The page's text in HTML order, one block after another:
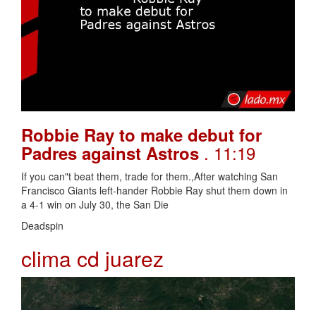
Robbie Ray to make debut for
Padres against Astros . 11:19
If you can"t beat them, trade for them.,After watching San
Francisco Giants left-hander Robbie Ray shut them down in
a 4-1 win on July 30, the San Die
Deadspin
clima cd juarez